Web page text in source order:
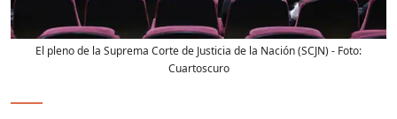
El pleno de la Suprema Corte de Justicia de la Nación (SCJN) - Foto:
Cuartoscuro